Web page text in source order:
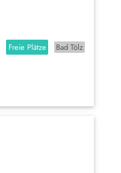
Freie Plätze
Bad Tölz